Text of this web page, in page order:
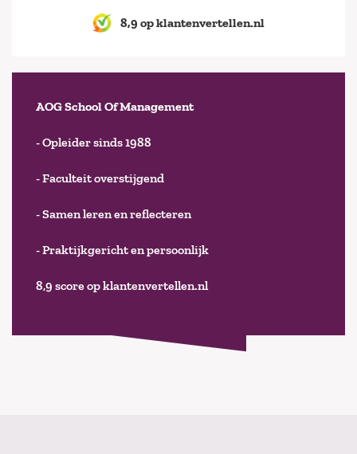
8,9 op klantenvertellen.nl
AOG School Of Management
- Opleider sinds 1988
- Faculteit overstijgend
- Samen leren en reflecteren
- Praktijkgericht en persoonlijk
8,9 score op klantenvertellen.nl